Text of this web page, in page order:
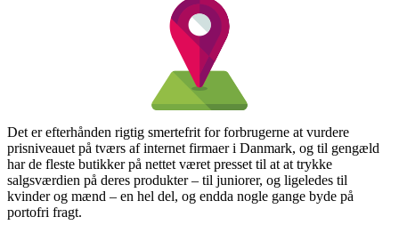
Det er efterhånden rigtig smertefrit for forbrugerne at vurdere
prisniveauet på tværs af internet firmaer i Danmark, og til gengæld
har de fleste butikker på nettet været presset til at at trykke
salgsværdien på deres produkter – til juniorer, og ligeledes til
kvinder og mænd – en hel del, og endda nogle gange byde på
portofri fragt.